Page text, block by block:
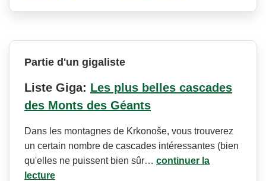
Partie d'un gigaliste
Liste Giga: Les plus belles cascades
des Monts des Géants
Dans les montagnes de Krkonoše, vous trouverez
un certain nombre de cascades intéressantes (bien
qu'elles ne puissent bien sûr… continuer la
lecture